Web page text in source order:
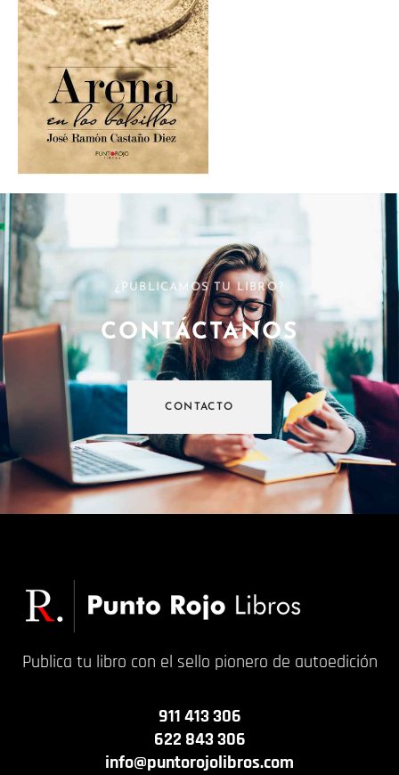
¿PUBLICAMOS TU LIBRO?
CONTÁCTANOS
CONTACTO
Publica tu libro con el sello pionero de autoedición
911 413 306
622 843 306
info@puntorojolibros.com